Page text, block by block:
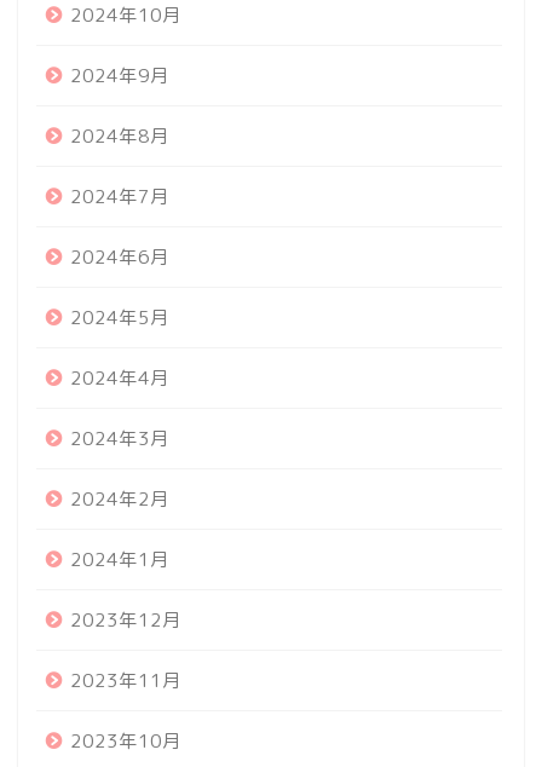
2024年10月
2024年9月
2024年8月
2024年7月
2024年6月
2024年5月
2024年4月
2024年3月
2024年2月
2024年1月
2023年12月
2023年11月
2023年10月